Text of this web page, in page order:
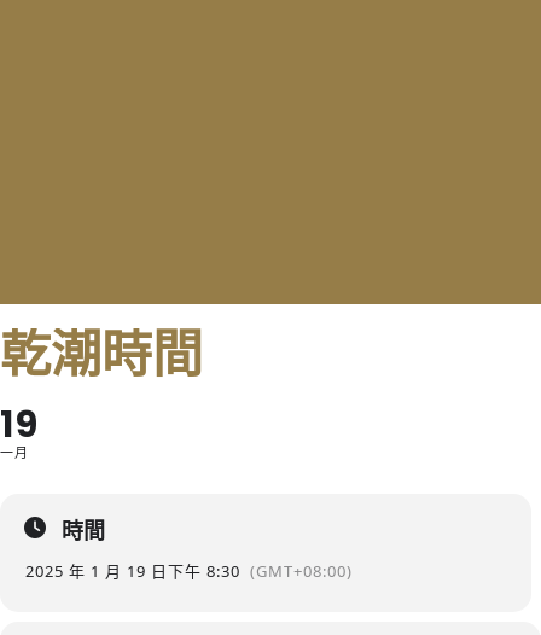
乾潮時間
19
一月
時間
2025 年 1 月 19 日下午 8:30 (GMT+08:00)